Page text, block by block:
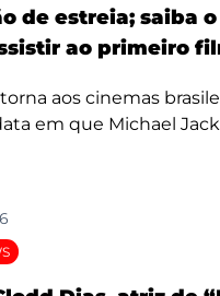
de estreia; saiba
ao primeiro
aos cinemas
em que Michael